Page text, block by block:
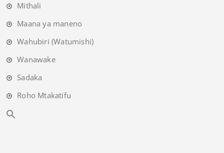
Mithali
Maana ya maneno
Wahubiri (Watumishi)
Wanawake
Sadaka
Roho Mtakatifu